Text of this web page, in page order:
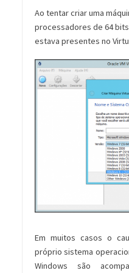
Ao tentar criar uma
processadores de 64
estava presentes no
Em muitos casos o
próprio sistema
Windows são